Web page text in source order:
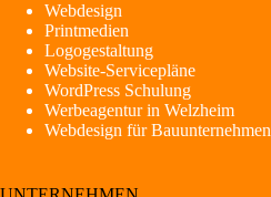
Webdesign
Printmedien
Logogestaltung
Website-Servicepläne
WordPress Schulung
Werbeagentur in Welzheim
Webdesign für Bauunternehmen